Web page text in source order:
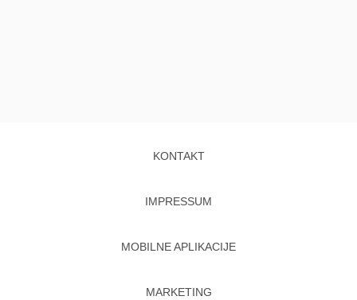
KONTAKT
IMPRESSUM
MOBILNE APLIKACIJE
MARKETING